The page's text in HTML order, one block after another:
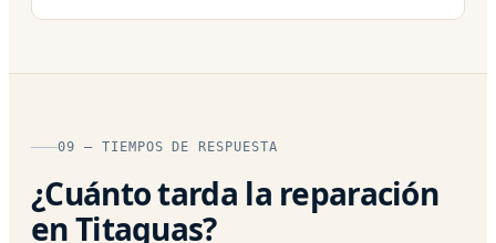
09 — TIEMPOS DE RESPUESTA
¿Cuánto tarda la reparación
en Titaguas?